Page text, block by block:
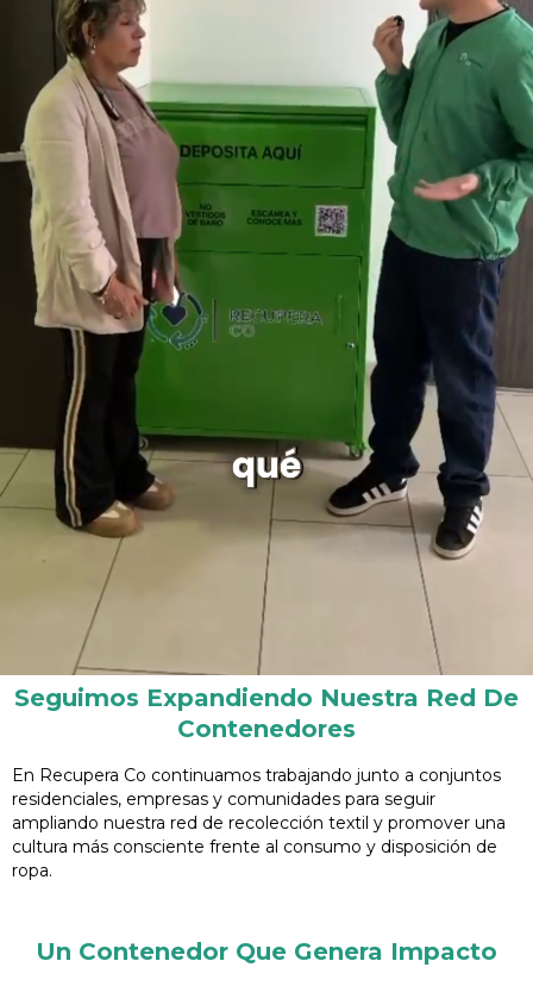
Seguimos Expandiendo Nuestra Red De
Contenedores
En Recupera Co continuamos trabajando junto a conjuntos
residenciales, empresas y comunidades para seguir
ampliando nuestra red de recolección textil y promover una
cultura más consciente frente al consumo y disposición de
ropa.
Un Contenedor Que Genera Impacto​